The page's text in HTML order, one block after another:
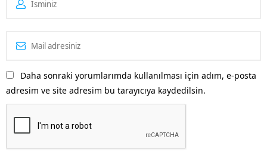
Daha sonraki yorumlarımda kullanılması için adım, e-posta
adresim ve site adresim bu tarayıcıya kaydedilsin.